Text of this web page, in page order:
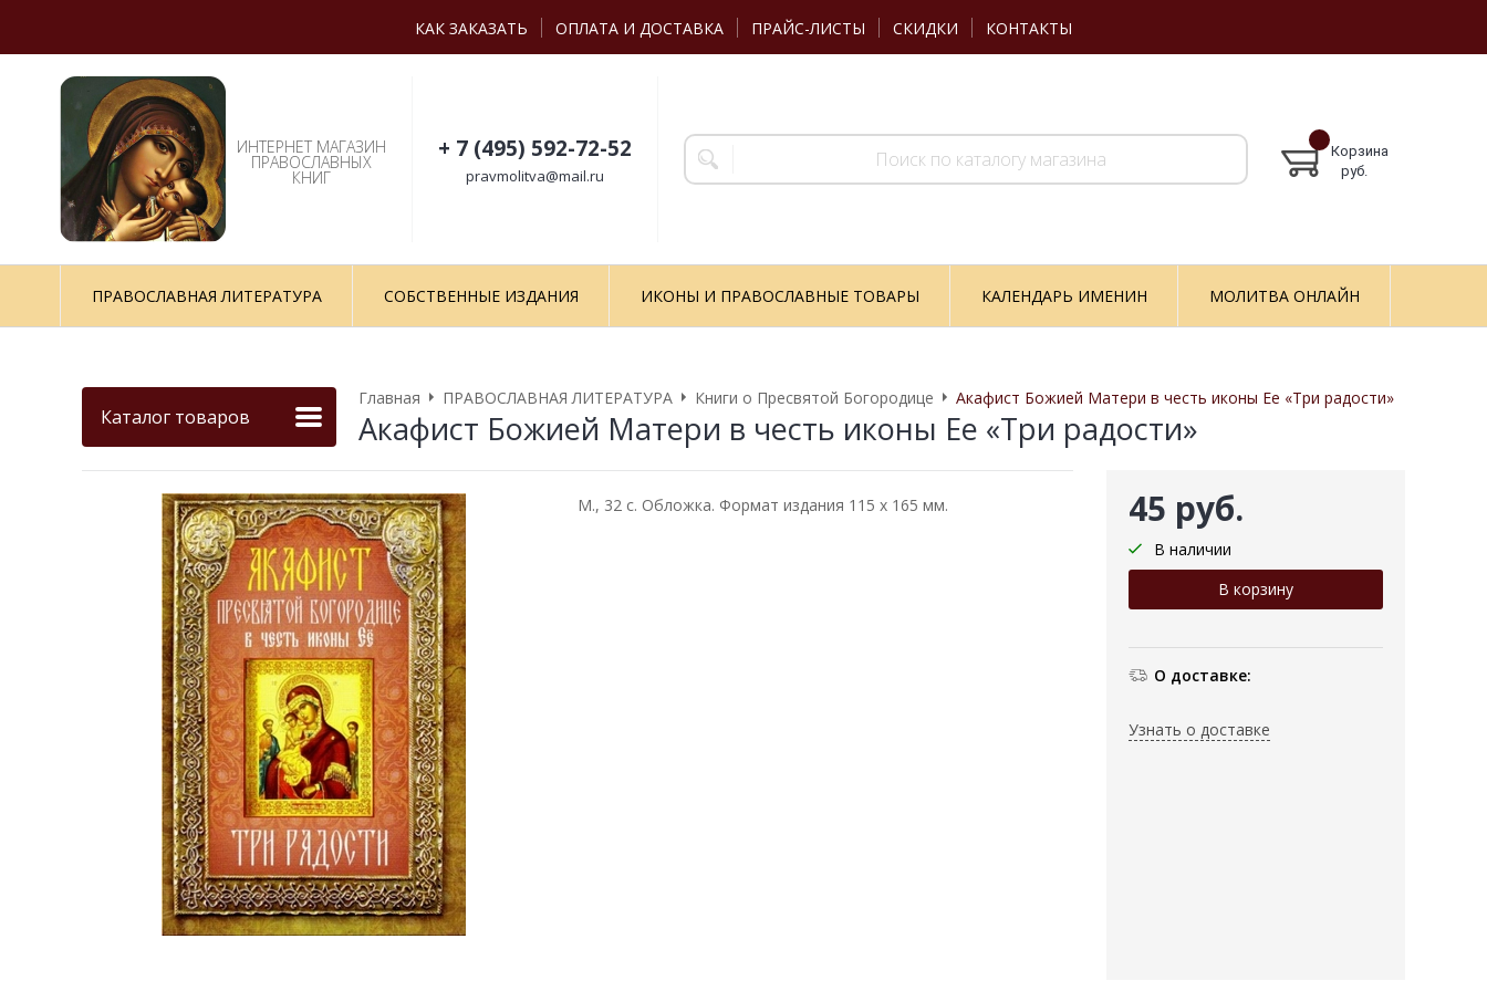
КАК ЗАКАЗАТЬ ОПЛАТА И ДОСТАВКА ПРАЙС-ЛИСТЫ СКИДКИ КОНТАКТЫ
ИНТЕРНЕТ МАГАЗИН
ПРАВОСЛАВНЫХ
КНИГ
+ 7 (495) 592-72-52
pravmolitva@mail.ru
Корзина
руб.
ПРАВОСЛАВНАЯ ЛИТЕРАТУРА СОБСТВЕННЫЕ ИЗДАНИЯ ИКОНЫ И ПРАВОСЛАВНЫЕ ТОВАРЫ КАЛЕНДАРЬ ИМЕНИН МОЛИТВА ОНЛАЙН
Каталог товаров
Главная ПРАВОСЛАВНАЯ ЛИТЕРАТУРА Книги о Пресвятой Богородице Акафист Божией Матери в честь иконы Ее «Три радости»
Акафист Божией Матери в честь иконы Ее «Три радости»
45 руб.
В наличии
О доставке:
Узнать о доставке
М., 32 с. Обложка. Формат издания 115 х 165 мм.